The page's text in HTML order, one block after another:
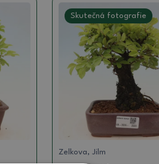
Skutečná fotografie
Zelkova, Jilm